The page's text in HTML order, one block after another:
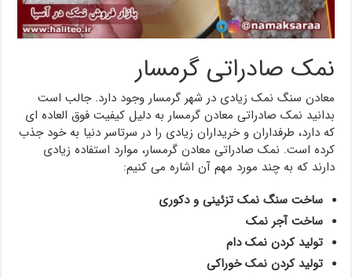
نمک صادراتی گرمسار
معادن سنگ نمک زیادی در شهر گرمسار وجود دارد. جالب است
بدانید نمک صادراتی معادن گرمسار به دلیل کیفیت فوق العاده ای
که دارد، طرفداران و خریداران زیادی را در سرتاسر دنیا به خود جذب
کرده است. نمک صادراتی معادن گرمسار، موارد استفاده زیادی
دارند که به چند مورد مهم آن اشاره می کنیم:
ساخت سنگ نمک تزئینی و دکوری
ساخت آجر نمک
تولید کردن نمک دام
تولید کردن نمک خوراکی